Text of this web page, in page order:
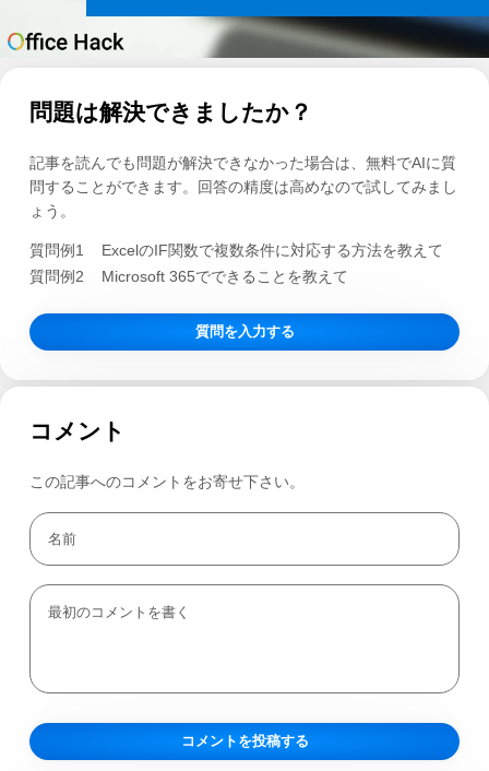
問題は解決できましたか？
記事を読んでも問題が解決できなかった場合は、無料でAIに質
問することができます。回答の精度は高めなので試してみまし
ょう。
質問例1
ExcelのIF関数で複数条件に対応する方法を教えて
質問例2
Microsoft 365でできることを教えて
質問を入力する
コメント
この記事へのコメントをお寄せ下さい。